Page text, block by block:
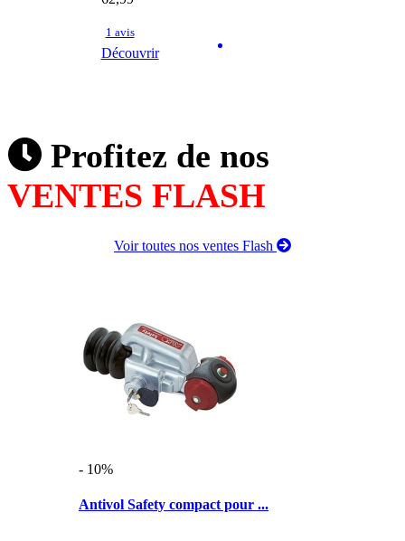
1 avis
Découvrir
Profitez de nos
VENTES FLASH
Voir toutes nos ventes Flash
- 10%
Antivol Safety compact pour ...